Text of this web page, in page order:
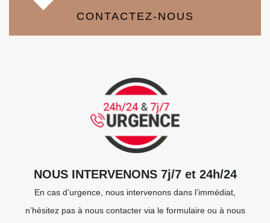
CONTACTEZ-NOUS
NOUS INTERVENONS 7j/7 et 24h/24
En cas d’urgence, nous intervenons dans l’immédiat,
n’hésitez pas à nous contacter via le formulaire ou à nous